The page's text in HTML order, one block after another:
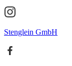
Stenglein GmbH